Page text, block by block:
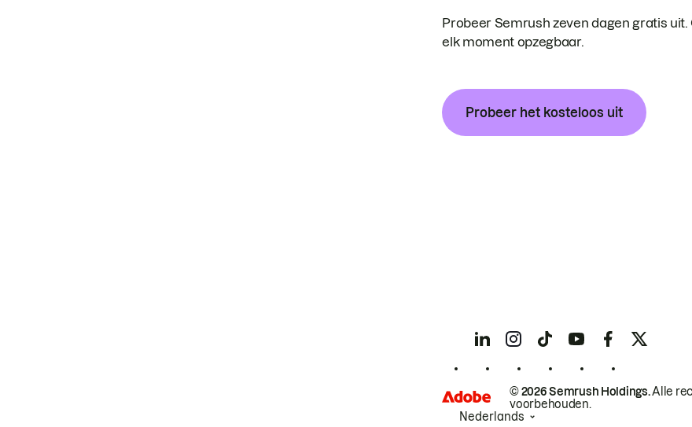
Probeer Semrush zeven dagen gratis uit.
elk moment opzegbaar.
Probeer het kosteloos uit
© 2026 Semrush Holdings.Alle
voorbehouden.
Nederlands